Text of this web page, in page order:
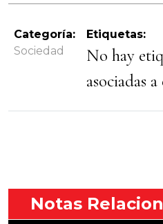
Categoría:
Sociedad
Etiquetas:
No hay
asociadas
Notas